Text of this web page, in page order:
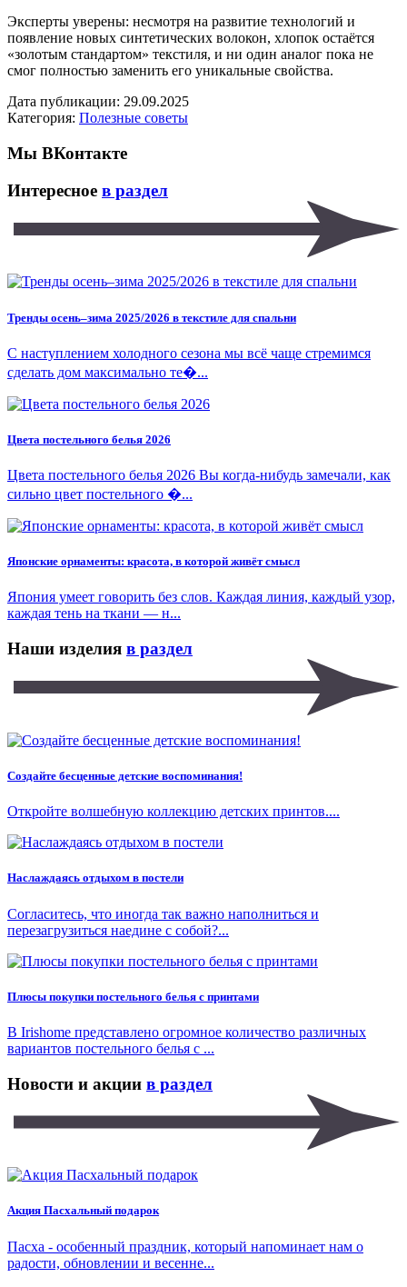
Эксперты уверены: несмотря на развитие технологий и
появление новых синтетических волокон, хлопок остаётся
«золотым стандартом» текстиля, и ни один аналог пока не
смог полностью заменить его уникальные свойства.
Дата публикации: 29.09.2025
Категория: Полезные советы
Мы ВКонтакте
Интересное в раздел
Тренды осень–зима 2025/2026 в текстиле для спальни
С наступлением холодного сезона мы всё чаще стремимся
сделать дом максимально те�...
Цвета постельного белья 2026
Цвета постельного белья 2026 Вы когда-нибудь замечали, как
сильно цвет постельного �...
Японские орнаменты: красота, в которой живёт смысл
Япония умеет говорить без слов. Каждая линия, каждый узор,
каждая тень на ткани — н...
Наши изделия в раздел
Создайте бесценные детские воспоминания!
Откройте волшебную коллекцию детских принтов....
Наслаждаясь отдыхом в постели
Согласитесь, что иногда так важно наполниться и
перезагрузиться наедине с собой?...
Плюсы покупки постельного белья с принтами
В Irishome представлено огромное количество различных
вариантов постельного белья с ...
Новости и акции в раздел
Акция Пасхальный подарок
Пасха - особенный праздник, который напоминает нам о
радости, обновлении и весенне...